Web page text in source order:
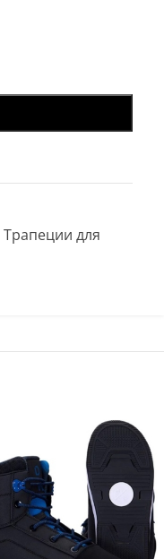
Трапеции для